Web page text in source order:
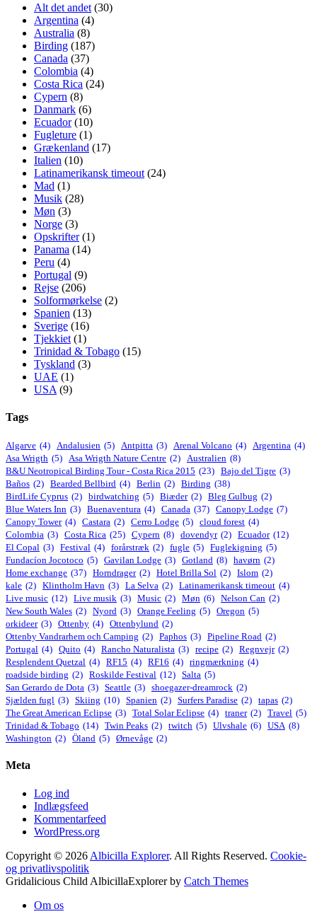
Alt det andet (30)
Argentina (4)
Australia (8)
Birding (187)
Canada (37)
Colombia (4)
Costa Rica (24)
Cypern (8)
Danmark (6)
Ecuador(10)
Fugleture (1)
Grækenland (17)
Italien (10)
Latinamerikansk timeout (24)
Mad (1)
Musik (28)
Møn (3)
Norge (3)
Opskrifter(1)
Panama (14)
Peru (4)
Portugal (9)
Rejse (206)
Solformørkelse (2)
Spanien (13)
Sverige (16)
Tjekkiet (1)
Trinidad & Tobago (15)
Tyskland (3)
UAE (1)
USA (9)
Tags
Algarve (4) Andalusien (5) Antpitta (3) Arenal Volcano (4) Argentina (4)
Asa Wrigth (5) Asa Wrigth Nature Centre (2) Australien (8)
B&U Neotropical Birding Tour - Costa Rica 2015 (23) Bajo del Tigre (3)
Baños (2) Bearded Bellbird (4) Berlin (2) Birding (38)
BirdLife Cyprus (2) birdwatching (5) Biæder (2) Bleg Gulbug (2)
Blue Waters Inn (3) Buenaventura (4) Canada (37) Canopy Lodge (7)
Canopy Tower (4) Castara (2) Cerro Lodge (5) cloud forest (4)
Colombia (3) Costa Rica (25) Cypern (8) dovendyr (2) Ecuador (12)
El Copal (3) Festival (4) forårstræk (2) fugle (5) Fuglekigning (5)
Fundacíon Jocotoco (5) Gavilan Lodge (3) Gotland (8) havørn (2)
Home exchange (37) Horndrager (2) Hotel Brilla Sol (2) Islom (2)
kale (2) Klintholm Havn (3) La Selva (2) Latinamerikansk timeout (4)
Live music (12) Live musik (3) Music (2) Møn (6) Nelson Can (2)
New South Wales (2) Nyord (3) Orange Feeling (5) Oregon (5)
orkideer (3) Ottenby (4) Ottenbylund (2)
Ottenby Vandrarhem och Camping (2) Paphos (3) Pipeline Road (2)
Portugal (4) Quito (4) Rancho Naturalista (3) recipe (2) Regnvejr (2)
Resplendent Quetzal (4) RF15 (4) RF16 (4) ringmærkning (4)
roadside birding (2) Roskilde Festival (12) Salta (5)
San Gerardo de Dota (3) Seattle (3) shoegazer-dreamrock (2)
Sjælden fugl (3) Skiing (10) Spanien (2) Surfers Paradise (2) tapas (2)
The Great American Eclipse (3) Total Solar Eclipse (4) traner (2) Travel (5)
Trinidad & Tobago (14) Twin Peaks (2) twitch (5) Ulvshale (6) USA (8)
Washington (2) Öland (5) Ørnevåge (2)
Meta
Log ind
Indlægsfeed
Kommentarfeed
WordPress.org
Copyright © 2026 Albicilla Explorer. All Rights Reserved. Cookie-
og privatlivspolitik
Gridalicious Child AlbicillaExplorer by Catch Themes
Om os